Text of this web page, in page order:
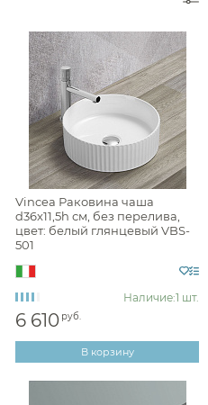
Vincea Раковина чаша
d36x11,5h см, без перелива,
цвет: белый глянцевый VBS-
501
Наличие:1 шт.
6 610 руб.
В корзину